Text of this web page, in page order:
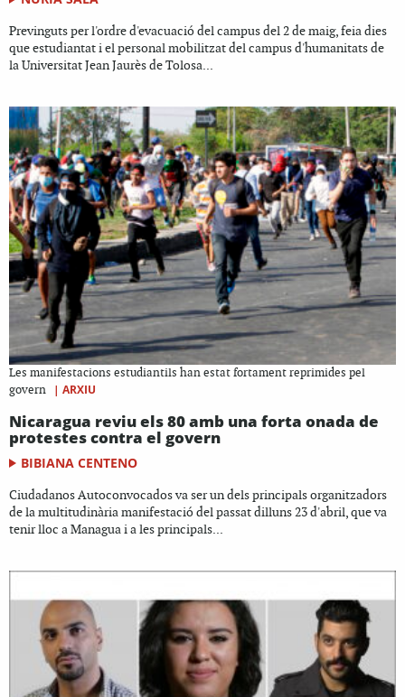
Previnguts per l'ordre d'evacuació del campus del 2 de maig, feia dies
que estudiantat i el personal mobilitzat del campus d'humanitats de
la Universitat Jean Jaurès de Tolosa...
Les manifestacions estudiantils han estat fortament reprimides pel
govern
| ARXIU
Nicaragua reviu els 80 amb una forta onada de
protestes contra el govern
BIBIANA CENTENO
Ciudadanos Autoconvocados va ser un dels principals organitzadors
de la multitudinària manifestació del passat dilluns 23 d'abril, que va
tenir lloc a Managua i a les principals...